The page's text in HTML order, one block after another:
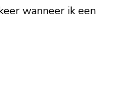
wanneer ik een